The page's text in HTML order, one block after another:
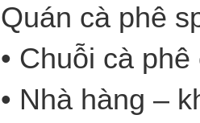
Quán cà phê
• Chuỗi cà
• Nhà hàng –